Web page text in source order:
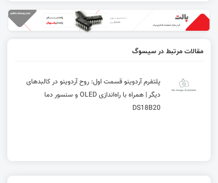
مقالات مرتبط در سیسوگ
پلتفرم آردوینو قسمت اول: روح آردوینو در کالبدهای
دیگر | همراه با راه‌اندازی OLED و سنسور دما
DS18B20